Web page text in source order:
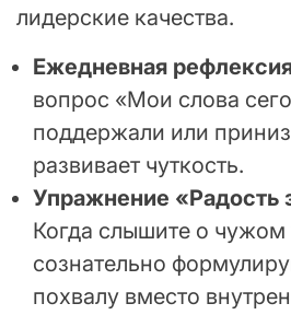
лидерские качества.
Ежедневная
вопрос «Мои слова
поддержали или
развивает чуткость.
Упражнение «Радость
Когда слышите о чужом
сознательно
похвалу вместо